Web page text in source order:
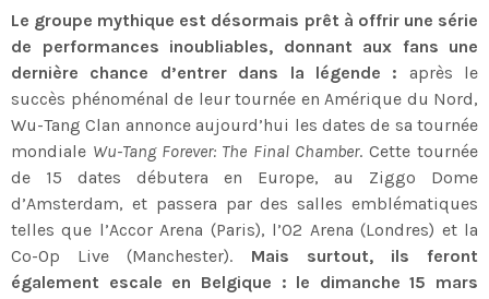
Le groupe mythique est désormais prêt à offrir une série
de performances inoubliables, donnant aux fans une
dernière chance d’entrer dans la légende : après le
succès phénoménal de leur tournée en Amérique du Nord,
Wu-Tang Clan annonce aujourd’hui les dates de sa tournée
mondiale Wu-Tang Forever: The Final Chamber. Cette tournée
de 15 dates débutera en Europe, au Ziggo Dome
d’Amsterdam, et passera par des salles emblématiques
telles que l’Accor Arena (Paris), l’O2 Arena (Londres) et la
Co-Op Live (Manchester). Mais surtout, ils feront
également escale en Belgique : le dimanche 15 mars